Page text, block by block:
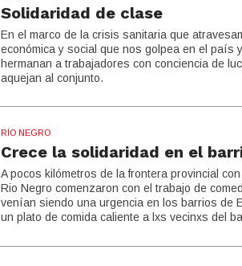
Solidaridad de clase
En el marco de la crisis sanitaria que
económica y social que nos golpea en el país
hermanan a trabajadores con conciencia de
aquejan al conjunto.
RÍO NEGRO
Crece la solidaridad en el
A pocos kilómetros de la frontera provincial
Rio Negro comenzaron con el trabajo de
venían siendo una urgencia en los barrios de
un plato de comida caliente a lxs vecinxs del